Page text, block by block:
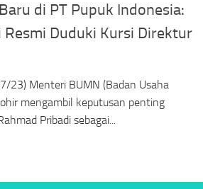
di PT Pupuk Indonesia:
Resmi Duduki Kursi Direktur
23) Menteri BUMN (Badan Usaha
mengambil keputusan penting
Pribadi sebagai...